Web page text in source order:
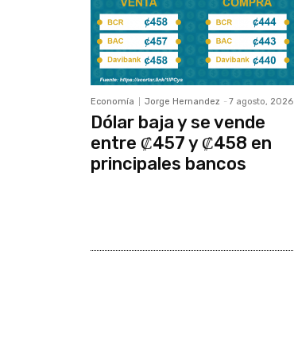
Economía Jorge Hernandez - 7 agosto, 2026
Dólar baja y se vende
entre ₡457 y ₡458 en
principales bancos